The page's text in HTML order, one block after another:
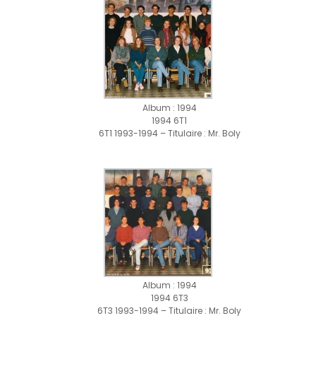
Album : 1994
1994 6T1
6T1 1993-1994 – Titulaire : Mr. Boly
Album : 1994
1994 6T3
6T3 1993-1994 – Titulaire : Mr. Boly